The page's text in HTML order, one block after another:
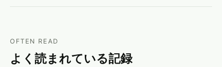
OFTEN READ
よく読まれている記録